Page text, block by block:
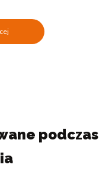
podczas